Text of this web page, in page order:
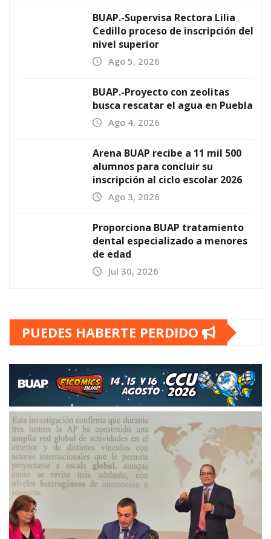
BUAP.-Supervisa Rectora Lilia
Cedillo proceso de inscripción del
nivel superior
Ago 5, 2026
BUAP.-Proyecto con zeolitas
busca rescatar el agua en Puebla
Ago 4, 2026
Arena BUAP recibe a 11 mil 500
alumnos para concluir su
inscripción al ciclo escolar 2026
Ago 3, 2026
Proporciona BUAP tratamiento
dental especializado a menores
de edad
Jul 30, 2026
PUEDES HABERTE PERDIDO